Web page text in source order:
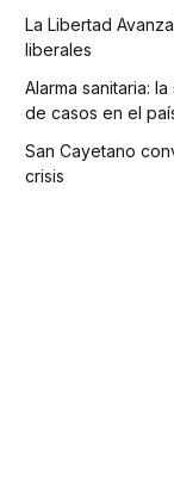
La Libertad
liberales
Alarma sanitaria:
de casos en el
San Cayetano
crisis